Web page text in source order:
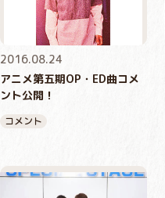
2016.08.24
アニメ第五期OP・ED曲コメ
ント公開！
コメント